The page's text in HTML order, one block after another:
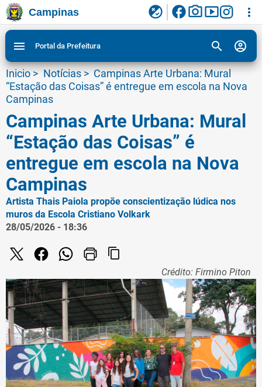
Ir para conteudo
Ir para menu do site da Prefeitura de Campinas
Ligar/Desligar contraste visual de tela para
acessibilidade
3
Campinas flaky facebookphoto_camerasmart_display more_vert
menu Portal da Prefeitura search account_circle
Inicio > Notícias> Campinas Arte Urbana: Mural
“Estação das Coisas” é entregue em escola na Nova
Campinas
Campinas Arte Urbana: Mural
“Estação das Coisas” é
entregue em escola na Nova
Campinas
Artista Thais Paiola propõe conscientização lúdica nos
muros da Escola Cristiano Volkark
28/05/2026 - 18:36
content_copy
Crédito: Firmino Piton